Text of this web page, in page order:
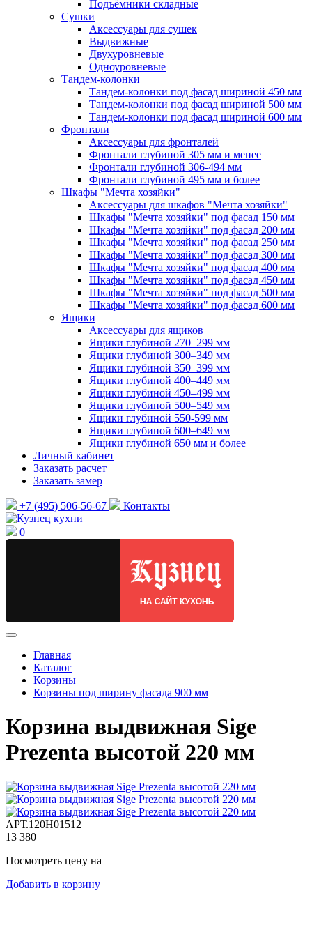
Подъёмники складные
Сушки
Аксессуары для сушек
Выдвижные
Двухуровневые
Одноуровневые
Тандем-колонки
Тандем-колонки под фасад шириной 450 мм
Тандем-колонки под фасад шириной 500 мм
Тандем-колонки под фасад шириной 600 мм
Фронтали
Аксессуары для фронталей
Фронтали глубиной 305 мм и менее
Фронтали глубиной 306-494 мм
Фронтали глубиной 495 мм и более
Шкафы "Мечта хозяйки"
Аксессуары для шкафов "Мечта хозяйки"
Шкафы "Мечта хозяйки" под фасад 150 мм
Шкафы "Мечта хозяйки" под фасад 200 мм
Шкафы "Мечта хозяйки" под фасад 250 мм
Шкафы "Мечта хозяйки" под фасад 300 мм
Шкафы "Мечта хозяйки" под фасад 400 мм
Шкафы "Мечта хозяйки" под фасад 450 мм
Шкафы "Мечта хозяйки" под фасад 500 мм
Шкафы "Мечта хозяйки" под фасад 600 мм
Ящики
Аксессуары для ящиков
Ящики глубиной 270–299 мм
Ящики глубиной 300–349 мм
Ящики глубиной 350–399 мм
Ящики глубиной 400–449 мм
Ящики глубиной 450–499 мм
Ящики глубиной 500–549 мм
Ящики глубиной 550-599 мм
Ящики глубиной 600–649 мм
Ящики глубиной 650 мм и более
Личный кабинет
Заказать расчет
Заказать замер
+7 (495) 506-56-67 Контакты
0
Главная
Каталог
Корзины
Корзины под ширину фасада 900 мм
Корзина выдвижная Sige
Prezenta высотой 220 мм
АРТ.120H01512
13 380
Посмотреть цену на
Добавить в корзину